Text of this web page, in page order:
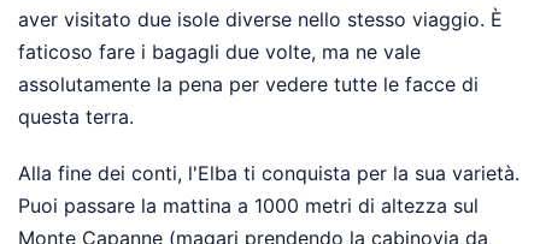
aver visitato due isole diverse nello stesso viaggio. È
faticoso fare i bagagli due volte, ma ne vale
assolutamente la pena per vedere tutte le facce di
questa terra.
Alla fine dei conti, l'Elba ti conquista per la sua varietà.
Puoi passare la mattina a 1000 metri di altezza sul
Monte Capanne (magari prendendo la cabinovia da